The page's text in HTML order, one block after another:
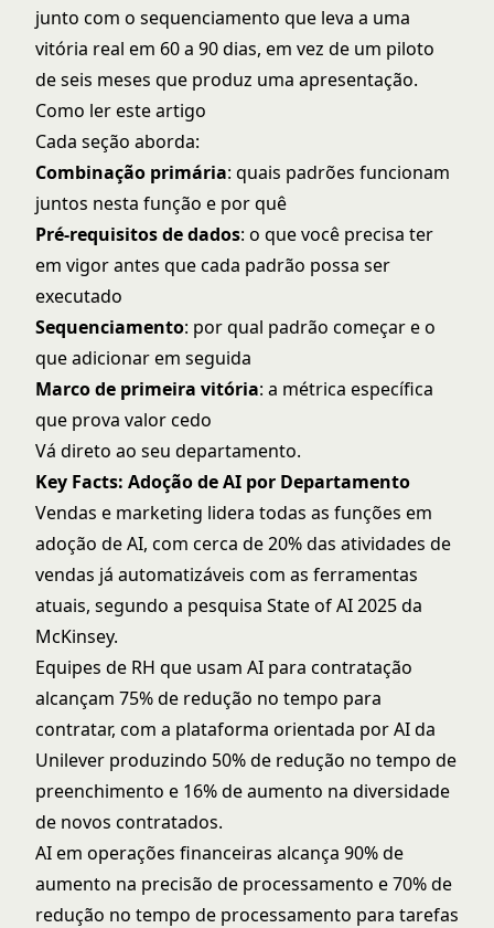
junto com o sequenciamento que leva a uma
vitória real em 60 a 90 dias, em vez de um piloto
de seis meses que produz uma apresentação.
Como ler este artigo
Cada seção aborda:
Combinação primária: quais padrões funcionam
juntos nesta função e por quê
Pré-requisitos de dados: o que você precisa ter
em vigor antes que cada padrão possa ser
executado
Sequenciamento: por qual padrão começar e o
que adicionar em seguida
Marco de primeira vitória: a métrica específica
que prova valor cedo
Vá direto ao seu departamento.
Key Facts: Adoção de AI por Departamento
Vendas e marketing lidera todas as funções em
adoção de AI, com cerca de 20% das atividades de
vendas já automatizáveis com as ferramentas
atuais, segundo a pesquisa State of AI 2025 da
McKinsey.
Equipes de RH que usam AI para contratação
alcançam 75% de redução no tempo para
contratar, com a plataforma orientada por AI da
Unilever produzindo 50% de redução no tempo de
preenchimento e 16% de aumento na diversidade
de novos contratados.
AI em operações financeiras alcança 90% de
aumento na precisão de processamento e 70% de
redução no tempo de processamento para tarefas